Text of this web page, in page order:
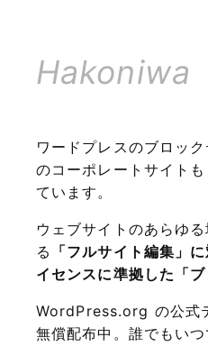
Hakoniwa
ワードプレスのブロッ
のコーポレートサイト
ています。
ウェブサイトのあらゆ
る 「フルサイト編集」
イセンスに準拠した「ブ
WordPress.org の公式
無償配布中。誰でもい